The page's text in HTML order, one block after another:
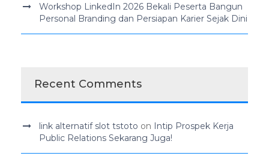
Workshop LinkedIn 2026 Bekali Peserta Bangun
Personal Branding dan Persiapan Karier Sejak Dini
Recent Comments
link alternatif slot tstoto on Intip Prospek Kerja
Public Relations Sekarang Juga!